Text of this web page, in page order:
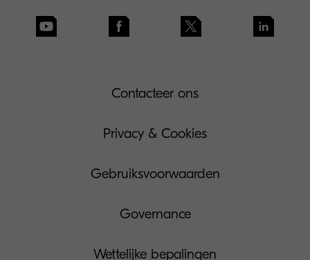
Contacteer ons
Privacy & Cookies
Gebruiksvoorwaarden
Governance
Wettelijke bepalingen